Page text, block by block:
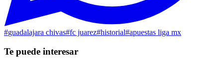
#guadalajara chivas#fc juarez#historial#apuestas liga mx
Te puede interesar